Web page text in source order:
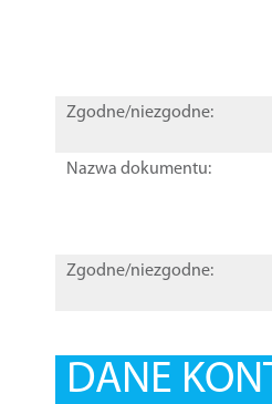
Zgodne/niezgodne:
Nazwa dokumentu:
Zgodne/niezgodne:
DANE